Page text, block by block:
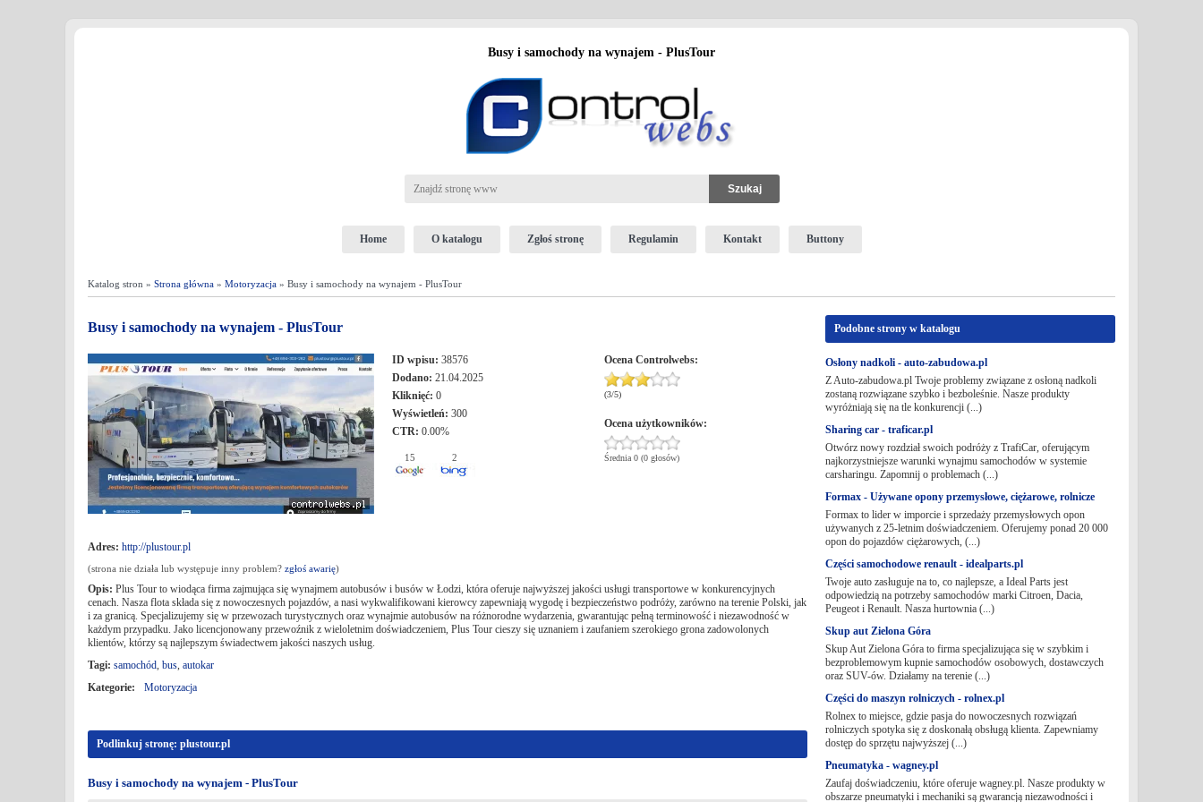
Busy i samochody na wynajem - PlusTour
Home O katalogu Zgłoś stronę Regulamin Kontakt Buttony
Katalog stron » Strona główna » Motoryzacja » Busy i samochody na wynajem - PlusTour
Busy i samochody na wynajem - PlusTour
ID wpisu: 38576
Dodano: 21.04.2025
Kliknięć: 0
Wyświetleń: 300
CTR: 0.00%
15 2
Ocena Controlwebs:
(3/5)
Ocena użytkowników:
Średnia 0 (0 głosów)
Adres: http://plustour.pl
(strona nie działa lub występuje inny problem? zgłoś awarię)
Opis: Plus Tour to wiodąca firma zajmująca się wynajmem autobusów i busów w Łodzi, która oferuje najwyższej jakości usługi transportowe w konkurencyjnych
cenach. Nasza flota składa się z nowoczesnych pojazdów, a nasi wykwalifikowani kierowcy zapewniają wygodę i bezpieczeństwo podróży, zarówno na terenie Polski, jak
i za granicą. Specjalizujemy się w przewozach turystycznych oraz wynajmie autobusów na różnorodne wydarzenia, gwarantując pełną terminowość i niezawodność w
każdym przypadku. Jako licencjonowany przewoźnik z wieloletnim doświadczeniem, Plus Tour cieszy się uznaniem i zaufaniem szerokiego grona zadowolonych
klientów, którzy są najlepszym świadectwem jakości naszych usług.
Tagi: samochód, bus, autokar
Kategorie:
Motoryzacja
Podlinkuj stronę: plustour.pl
Busy i samochody na wynajem - PlusTour
Podobne strony w katalogu
Osłony nadkoli - auto-zabudowa.pl
Z Auto-zabudowa.pl Twoje problemy związane z osłoną nadkoli
zostaną rozwiązane szybko i bezboleśnie. Nasze produkty
wyróżniają się na tle konkurencji (...)
Sharing car - traficar.pl
Otwórz nowy rozdział swoich podróży z TrafiCar, oferującym
najkorzystniejsze warunki wynajmu samochodów w systemie
carsharingu. Zapomnij o problemach (...)
Formax - Używane opony przemysłowe, ciężarowe, rolnicze
Formax to lider w imporcie i sprzedaży przemysłowych opon
używanych z 25-letnim doświadczeniem. Oferujemy ponad 20 000
opon do pojazdów ciężarowych, (...)
Części samochodowe renault - idealparts.pl
Twoje auto zasługuje na to, co najlepsze, a Ideal Parts jest
odpowiedzią na potrzeby samochodów marki Citroen, Dacia,
Peugeot i Renault. Nasza hurtownia (...)
Skup aut Zielona Góra
Skup Aut Zielona Góra to firma specjalizująca się w szybkim i
bezproblemowym kupnie samochodów osobowych, dostawczych
oraz SUV-ów. Działamy na terenie (...)
Części do maszyn rolniczych - rolnex.pl
Rolnex to miejsce, gdzie pasja do nowoczesnych rozwiązań
rolniczych spotyka się z doskonałą obsługą klienta. Zapewniamy
dostęp do sprzętu najwyższej (...)
Pneumatyka - wagney.pl
Zaufaj doświadczeniu, które oferuje wagney.pl. Nasze produkty w
obszarze pneumatyki i mechaniki są gwarancją niezawodności i